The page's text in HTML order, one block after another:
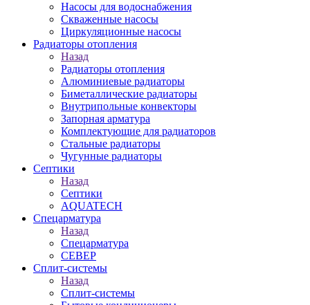
Насосы для водоснабжения
Скваженные насосы
Циркуляционные насосы
Радиаторы отопления
Назад
Радиаторы отопления
Алюминиевые радиаторы
Биметаллические радиаторы
Внутрипольные конвекторы
Запорная арматура
Комплектующие для радиаторов
Стальные радиаторы
Чугунные радиаторы
Септики
Назад
Септики
AQUATECH
Спецарматура
Назад
Спецарматура
СЕВЕР
Сплит-системы
Назад
Сплит-системы